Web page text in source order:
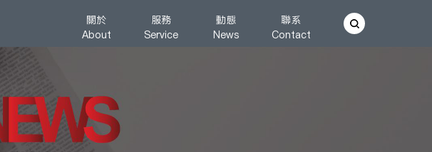
關於
About
服務
Service
動態
News
聯系
Contact